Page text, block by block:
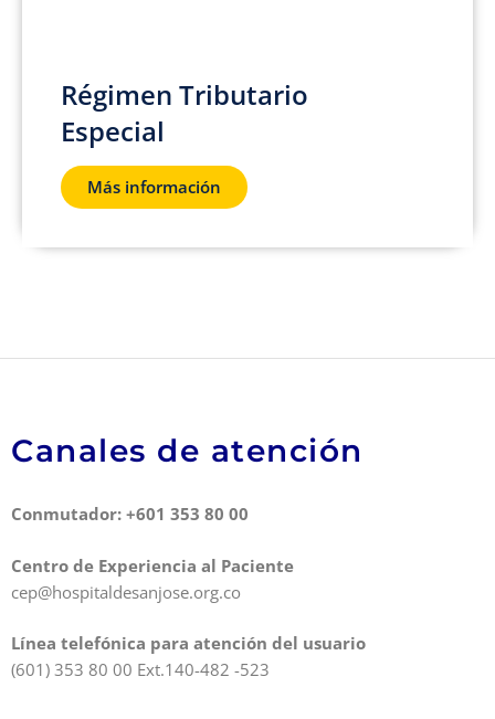
Régimen Tributario
Especial
Más información
Canales de atención
Conmutador: +601 353 80 00
Centro de Experiencia al Paciente
cep@hospitaldesanjose.org.co
Línea telefónica para atención del usuario
(601) 353 80 00 Ext.140-482 -523